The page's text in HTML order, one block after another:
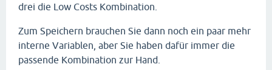
drei die Low Costs Kombination.
Zum Speichern brauchen Sie dann noch ein paar mehr
interne Variablen, aber Sie haben dafür immer die
passende Kombination zur Hand.